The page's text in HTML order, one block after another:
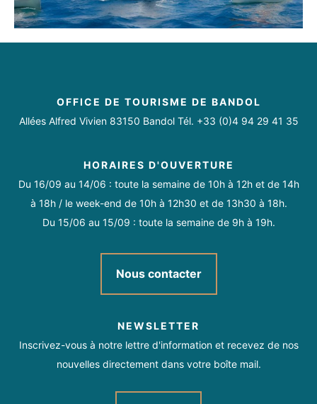
OFFICE DE TOURISME DE BANDOL
Allées Alfred Vivien 83150 Bandol Tél. +33 (0)4 94 29 41 35
HORAIRES D'OUVERTURE
Du 16/09 au 14/06 : toute la semaine de 10h à 12h et de 14h
à 18h / le week-end de 10h à 12h30 et de 13h30 à 18h.
Du 15/06 au 15/09 : toute la semaine de 9h à 19h.
Nous contacter
NEWSLETTER
Inscrivez-vous à notre lettre d'information et recevez de nos
nouvelles directement dans votre boîte mail.